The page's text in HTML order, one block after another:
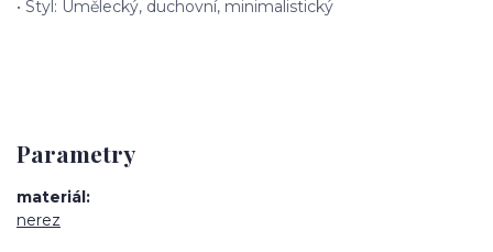
• Styl: Umělecký, duchovní, minimalistický
Parametry
materiál
nerez